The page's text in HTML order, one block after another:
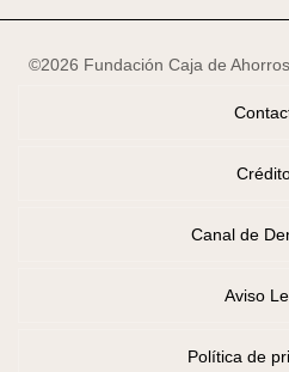
©2026 Fundación Caja de
Canal de
Aviso
Política de